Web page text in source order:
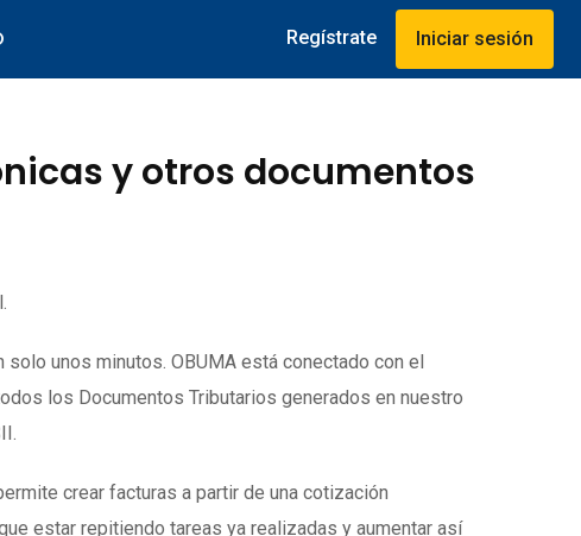
Regístrate Iniciar sesión
y otros documentos
unos minutos. OBUMA está conectado con el
los Documentos Tributarios generados en nuestro
crear facturas a partir de una cotización
estar repitiendo tareas ya realizadas y aumentar así